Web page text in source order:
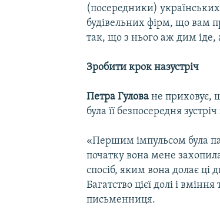
(посередники) українських
будівельних фірм, що вам
так, що з нього аж дим іде,
Зробити крок назустріч
Петра Гулова не приховує,
була її безпосередня
«Першим імпульсом була
початку вона мене
спосіб, яким вона долає ці
Багатство цієї долі і
письменниця.